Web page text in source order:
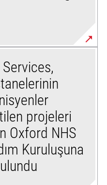
projeleri
Oxford NHS
Kuruluşuna